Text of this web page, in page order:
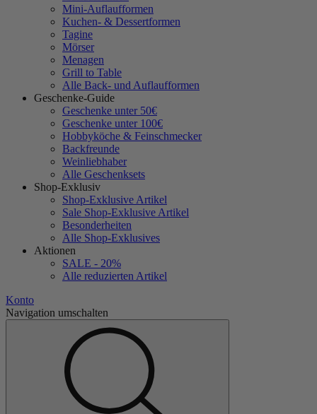
Mini-Auflaufformen
Kuchen- & Dessertformen
Tagine
Mörser
Menagen
Grill to Table
Alle Back- und Auflaufformen
Geschenke-Guide
Geschenke unter 50€
Geschenke unter 100€
Hobbyköche & Feinschmecker
Backfreunde
Weinliebhaber
Alle Geschenksets
Shop-Exklusiv
Shop-Exklusive Artikel
Sale Shop-Exklusive Artikel
Besonderheiten
Alle Shop-Exklusives
Aktionen
SALE - 20%
Alle reduzierten Artikel
Konto
Navigation umschalten